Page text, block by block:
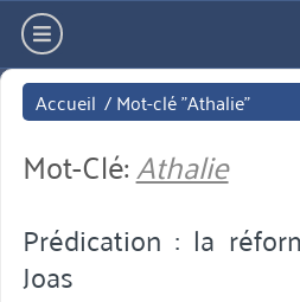
Aller
directement
au
contenu
hamburger
Accueil /Mot-clé "Athalie"
Mot-Clé:Athalie
Prédication : la
Joas